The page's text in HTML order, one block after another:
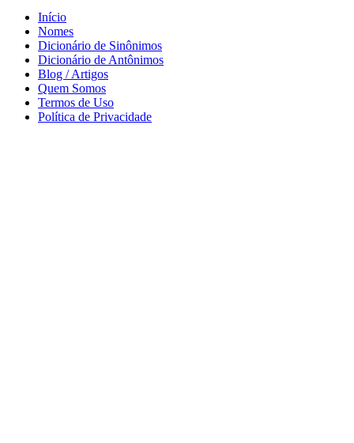
Início
Nomes
Dicionário de Sinônimos
Dicionário de Antônimos
Blog / Artigos
Quem Somos
Termos de Uso
Política de Privacidade